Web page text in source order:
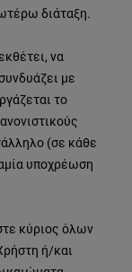
διάταξη.
να
με
το
(σε κάθε
υποχρέωση
κύριος όλων
ή/και